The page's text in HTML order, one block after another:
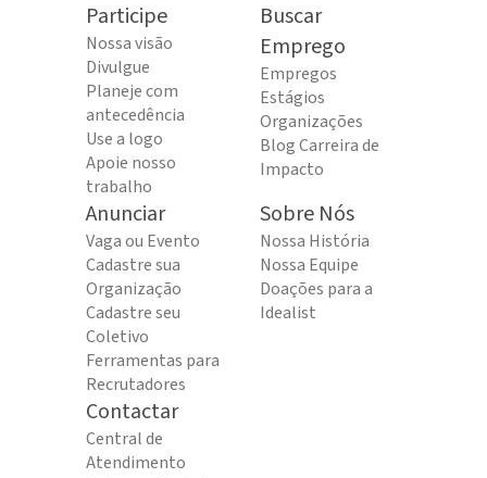
Participe
Nossa visão
Divulgue
Planeje com
antecedência
Use a logo
Apoie nosso
trabalho
Buscar
Emprego
Empregos
Estágios
Organizações
Blog Carreira de
Impacto
Anunciar
Vaga ou Evento
Cadastre sua
Organização
Cadastre seu
Coletivo
Ferramentas para
Recrutadores
Sobre Nós
Nossa História
Nossa Equipe
Doações para a
Idealist
Contactar
Central de
Atendimento